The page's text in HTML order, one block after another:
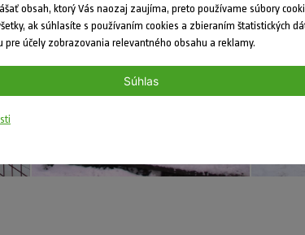
obsah, ktorý Vás naozaj zaujíma, preto používame súbory
ak súhlasíte s používaním cookies a zbieraním štatistických
pre účely zobrazovania relevantného obsahu a reklamy.
Súhlas